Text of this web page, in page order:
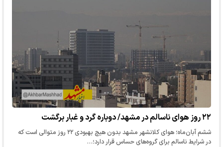
۲۲ روز هوای ناسالم در مشهد/ دوباره گرد و غبار برگشت
ششم آبان‌ماه؛ هوای کلانشهر مشهد بدون هیچ بهبودی ۲۲ روز متوالی است که
در شرایط ناسالم برای گروه‌های حساس قرار دارد؛…